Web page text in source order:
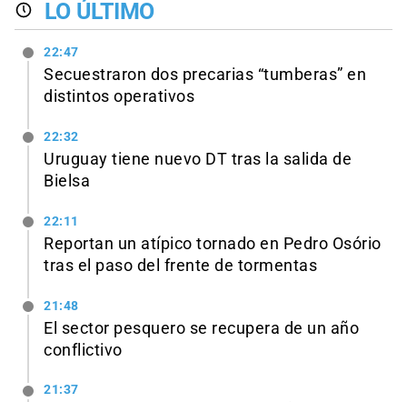
LO ÚLTIMO
22:47
Secuestraron dos precarias “tumberas” en
distintos operativos
22:32
Uruguay tiene nuevo DT tras la salida de
Bielsa
22:11
Reportan un atípico tornado en Pedro Osório
tras el paso del frente de tormentas
21:48
El sector pesquero se recupera de un año
conflictivo
21:37